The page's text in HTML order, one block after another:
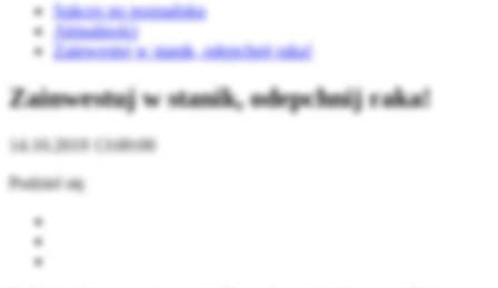
Sukces po poznańsku
Aktualności
Zainwestuj w stanik, odepchnij raka!
Zainwestuj w stanik, odepchnij raka!
14.10.2019 13:00:00
Podziel się